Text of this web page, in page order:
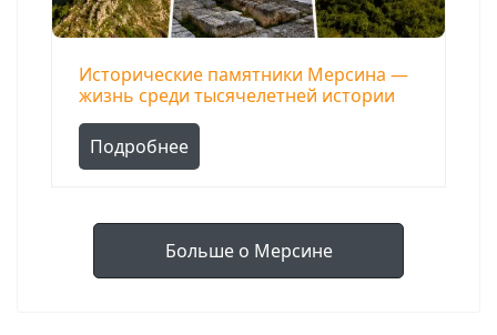
Исторические памятники Мерсина —
жизнь среди тысячелетней истории
Подробнее
Больше о Мерсине